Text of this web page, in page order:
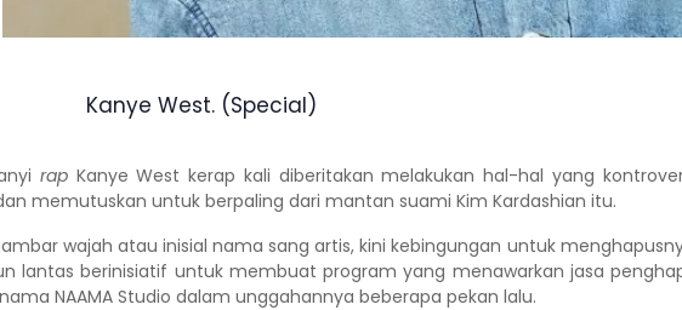
Kanye West. (Special)
rap Kanye West kerap kali diberitakan melakukan hal-hal yang
memutuskan untuk berpaling dari mantan suami Kim Kardashian itu.
wajah atau inisial nama sang artis, kini kebingungan untuk
lantas berinisiatif untuk membuat program yang menawarkan jasa
NAAMA Studio dalam unggahannya beberapa pekan lalu.